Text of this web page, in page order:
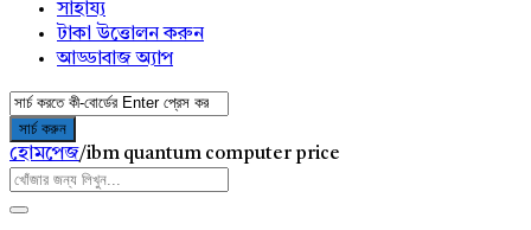
সাহায্য
টাকা উত্তোলন করুন
আড্ডাবাজ অ্যাপ
হোমপেজ/ibm quantum computer price